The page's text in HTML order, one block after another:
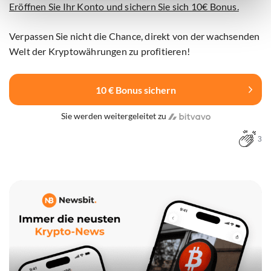
Eröffnen Sie Ihr Konto und sichern Sie sich 10€ Bonus.
Verpassen Sie nicht die Chance, direkt von der wachsenden
Welt der Kryptowährungen zu profitieren!
10 € Bonus sichern
Sie werden weitergeleitet zu
3